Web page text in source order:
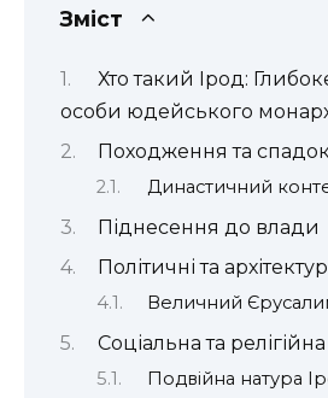
Зміст
Хто такий Ірод:
особи юдейського
Походження та
Династичний
Піднесення до влади
Політичні та
Величний
Соціальна та
Подвійна натура